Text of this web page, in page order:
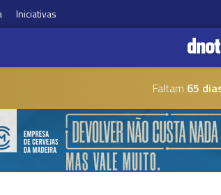
Iniciativas
Faltam 65